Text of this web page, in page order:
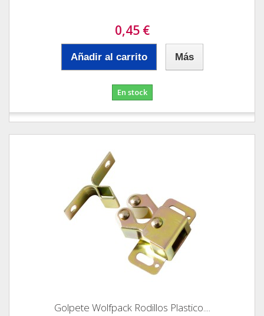
0,45 €
Añadir al carrito Más
En stock
Golpete Wolfpack Rodillos Plastico....